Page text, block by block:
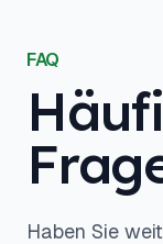
FAQ
Haben Sie